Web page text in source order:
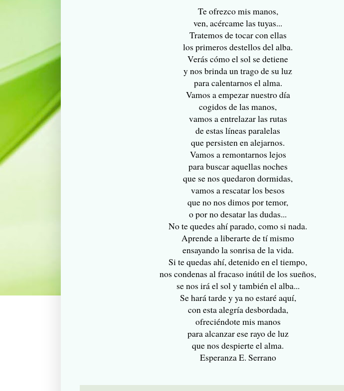
Te ofrezco mis manos,
ven, acércame las tuyas...
Tratemos de tocar con ellas
los primeros destellos del alba.
Verás cómo el sol se detiene
y nos brinda un trago de su luz
para calentarnos el alma.
Vamos a empezar nuestro día
cogidos de las manos,
vamos a entrelazar las rutas
de estas líneas paralelas
que persisten en alejarnos.
Vamos a remontarnos lejos
para buscar aquellas noches
que se nos quedaron dormidas,
vamos a rescatar los besos
que no nos dimos por temor,
o por no desatar las dudas...
No te quedes ahí parado, como si nada.
Aprende a liberarte de tí mismo
ensayando la sonrisa de la vida.
Si te quedas ahí, detenido en el tiempo,
nos condenas al fracaso inútil de los sueños,
se nos irá el sol y también el alba...
Se hará tarde y ya no estaré aquí,
con esta alegría desbordada,
ofreciéndote mis manos
para alcanzar ese rayo de luz
que nos despierte el alma.
Esperanza E. Serrano